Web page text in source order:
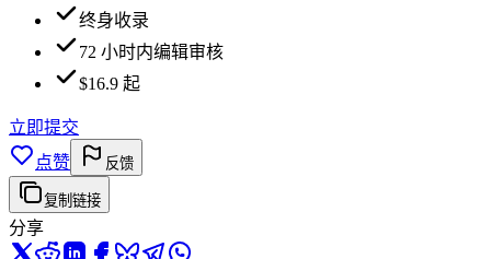
终身收录
72 小时内编辑审核
$16.9 起
立即提交
点赞
反馈
复制链接
分享